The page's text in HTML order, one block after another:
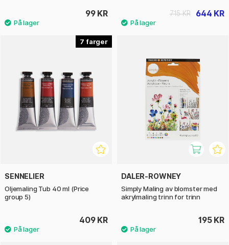
99 KR 644 KR
715 KR
7
SENNELIER
Oljemaling Tub 40 ml (Price
group 5)
409 KR
DALER-ROWNEY
Simply Maling av blomster med
akrylmaling trinn for trinn
195 KR